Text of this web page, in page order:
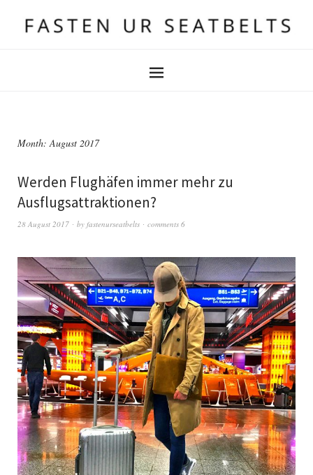
Month:August 2017
Werden Flughäfen immer mehr zu
Ausflugsattraktionen?
28 August 2017 by fastenurseatbelts comments 6